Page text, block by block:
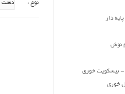
نوع :
دار
نوش
- بیسکویت خوری
خوری